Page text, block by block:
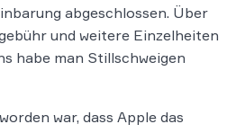
abgeschlossen. Über
und weitere Einzelheiten
habe man Stillschweigen
war, dass Apple das